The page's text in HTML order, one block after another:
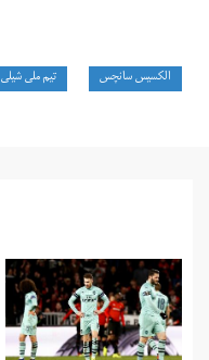
الکسیس سانچس تیم ملی شیلی